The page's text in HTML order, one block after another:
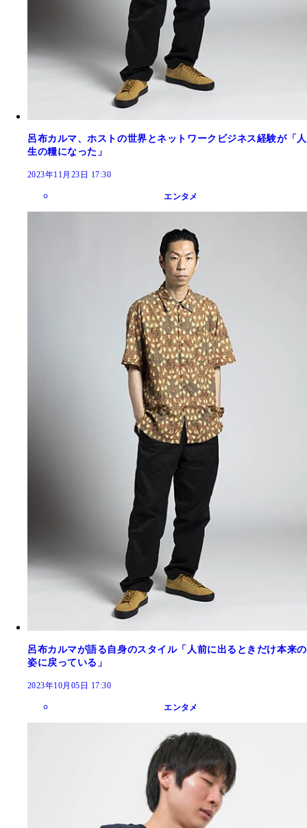
呂布カルマ、ホストの世界とネットワークビジネス経験が「人
生の糧になった」
2023年11月23日 17:30
エンタメ
呂布カルマが語る自身のスタイル「人前に出るときだけ本来の
姿に戻っている」
2023年10月05日 17:30
エンタメ